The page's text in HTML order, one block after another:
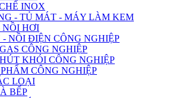
INOX
- TỦ MÁT - MÁY LÀM KEM
NỒI HƠI
NỒI ĐIỆN CÔNG NGHIỆP
CÔNG NGHIỆP
KHÓI CÔNG NGHIỆP
CÔNG NGHIỆP
LOẠI
BẾP